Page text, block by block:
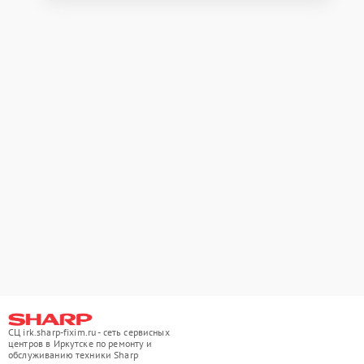
СЦ irk.sharp-fixim.ru - сеть сервисных
центров в Иркутске по ремонту и
обслуживанию техники Sharp